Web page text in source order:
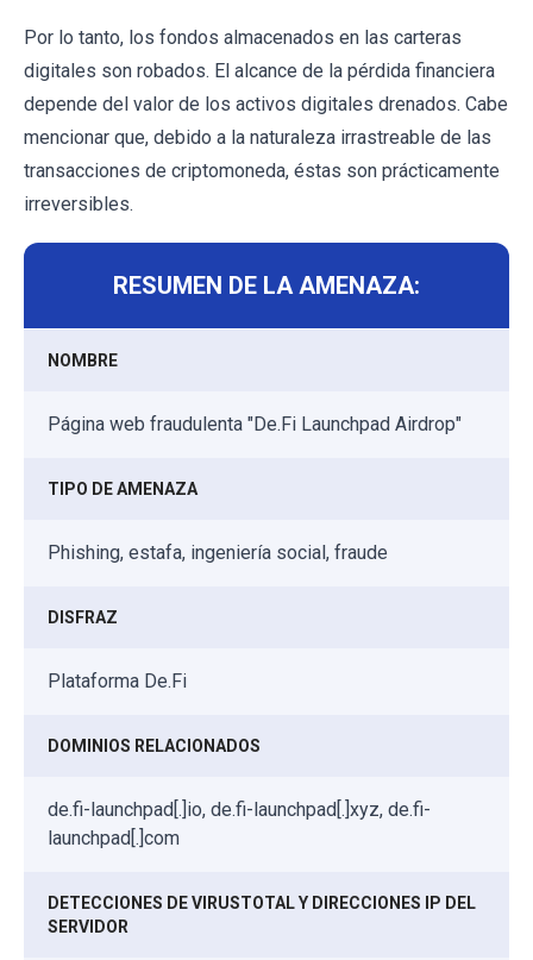
Por lo tanto, los fondos almacenados en las carteras
digitales son robados. El alcance de la pérdida financiera
depende del valor de los activos digitales drenados. Cabe
mencionar que, debido a la naturaleza irrastreable de las
transacciones de criptomoneda, éstas son prácticamente
irreversibles.
RESUMEN DE LA AMENAZA:
NOMBRE
Página web fraudulenta "De.Fi Launchpad Airdrop"
TIPO DE AMENAZA
Phishing, estafa, ingeniería social, fraude
DISFRAZ
Plataforma De.Fi
DOMINIOS RELACIONADOS
de.fi-launchpad[.]io, de.fi-launchpad[.]xyz, de.fi-
launchpad[.]com
DETECCIONES DE VIRUSTOTAL Y DIRECCIONES IP DEL
SERVIDOR